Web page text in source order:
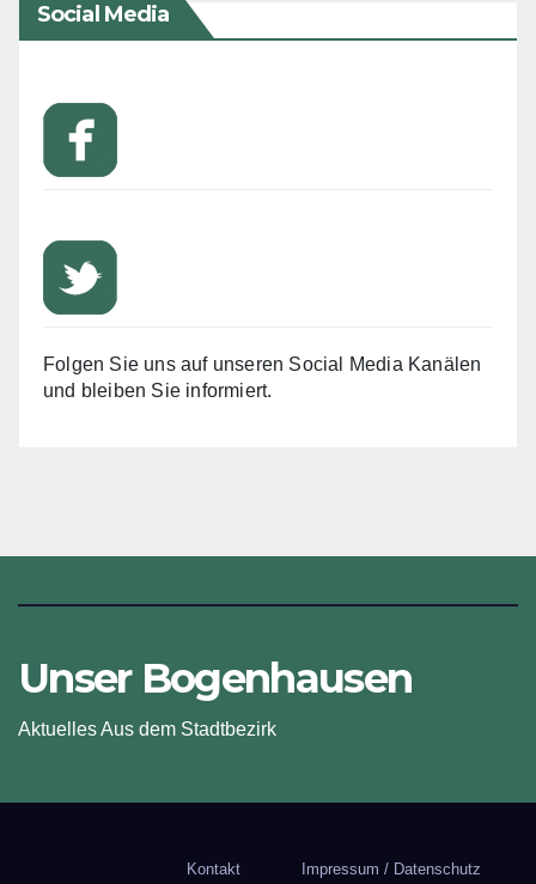
Social Media
Folgen Sie uns auf unseren Social Media Kanälen
und bleiben Sie informiert.
Unser Bogenhausen
Aktuelles Aus dem Stadtbezirk
Kontakt Impressum / Datenschutz